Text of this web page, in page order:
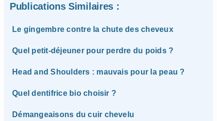
Publications Similaires :
Le gingembre contre la chute des cheveux
Quel petit-déjeuner pour perdre du poids ?
Head and Shoulders : mauvais pour la peau ?
Quel dentifrice bio choisir ?
Démangeaisons du cuir chevelu